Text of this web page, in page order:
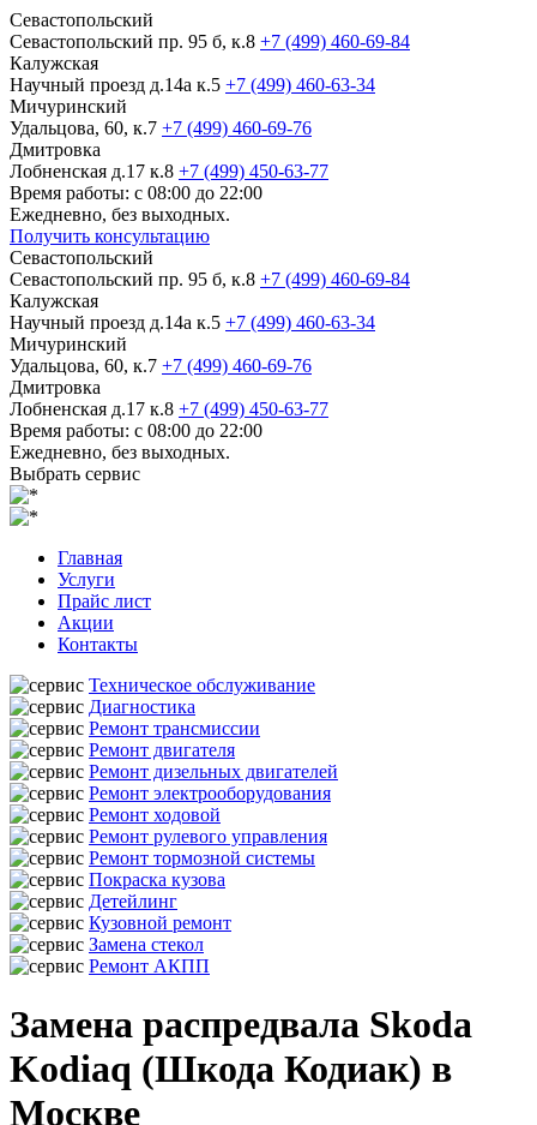
Севастопольский
Севастопольский пр. 95 б, к.8 +7 (499) 460-69-84
Калужская
Научный проезд д.14а к.5 +7 (499) 460-63-34
Мичуринский
Удальцова, 60, к.7 +7 (499) 460-69-76
Дмитровка
Лобненская д.17 к.8 +7 (499) 450-63-77
Время работы: с 08:00 до 22:00
Ежедневно, без выходных.
Получить консультацию
Севастопольский
Севастопольский пр. 95 б, к.8 +7 (499) 460-69-84
Калужская
Научный проезд д.14а к.5 +7 (499) 460-63-34
Мичуринский
Удальцова, 60, к.7 +7 (499) 460-69-76
Дмитровка
Лобненская д.17 к.8 +7 (499) 450-63-77
Время работы: с 08:00 до 22:00
Ежедневно, без выходных.
Выбрать сервис
Главная
Услуги
Прайс лист
Акции
Контакты
Техническое обслуживание
Диагностика
Ремонт трансмиссии
Ремонт двигателя
Ремонт дизельных двигателей
Ремонт электрооборудования
Ремонт ходовой
Ремонт рулевого управления
Ремонт тормозной системы
Покраска кузова
Детейлинг
Кузовной ремонт
Замена стекол
Ремонт АКПП
Замена распредвала Skoda
Kodiaq (Шкода Кодиак) в
Москве